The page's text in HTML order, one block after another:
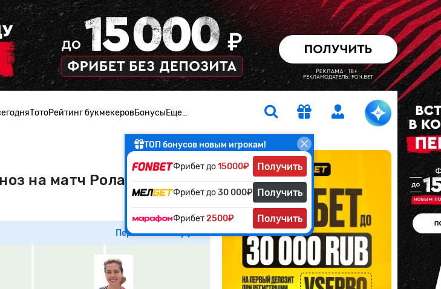
ТотоРейтинг букмекеровБонусыЕще…
ТОП бонусов новым игрокам!
Фрибет до15000₽ Получить
Фрибет до30 000₽ Получить
Фрибет2500₽ Получить
на матч Ролан Гаррос.
Перейти к матчу